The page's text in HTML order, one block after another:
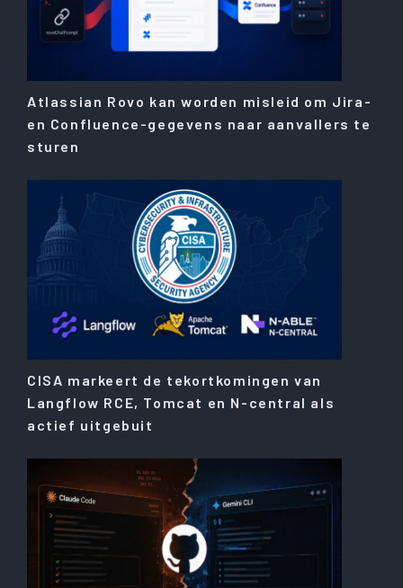
Atlassian Rovo kan worden misleid om Jira-
en Confluence-gegevens naar aanvallers te
sturen
CISA markeert de tekortkomingen van
Langflow RCE, Tomcat en N-central als
actief uitgebuit